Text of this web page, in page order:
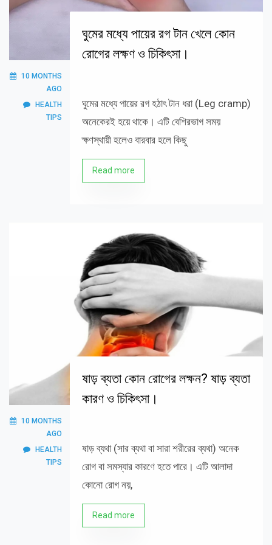
10 MONTHS
AGO
HEALTH
TIPS
ঘুমের মধ্যে পায়ের রগ টান খেলে কোন
রোগের লক্ষণ ও চিকিৎসা।
ঘুমের মধ্যে পায়ের রগ হঠাৎ টান ধরা (Leg cramp)
অনেকেরই হয়ে থাকে। এটি বেশিরভাগ সময়
ক্ষণস্থায়ী হলেও বারবার হলে কিছু
Read more
10 MONTHS
AGO
HEALTH
TIPS
ষাড় ব্যতা কোন রোগের লক্ষন? ষাড় ব্যতা
কারণ ও চিকিৎসা।
ষাড় ব্যথা (সার ব্যথা বা সারা শরীরের ব্যথা) অনেক
রোগ বা সমস্যার কারণে হতে পারে। এটি আলাদা
কোনো রোগ নয়,
Read more